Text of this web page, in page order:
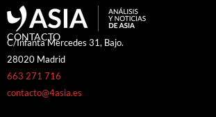
CONTACTO
C/Infanta Mercedes 31, Bajo.
28020 Madrid
663 271 716
contacto@4asia.es